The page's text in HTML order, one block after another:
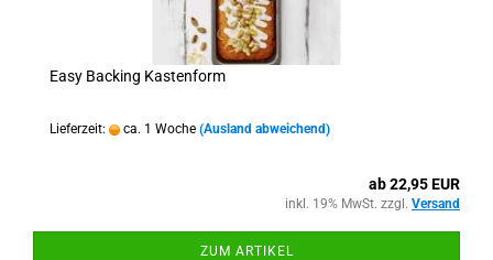
Easy Backing Kastenform
Lieferzeit: ca. 1 Woche (Ausland abweichend)
ab 22,95 EUR
inkl. 19% MwSt. zzgl. Versand
ZUM ARTIKEL